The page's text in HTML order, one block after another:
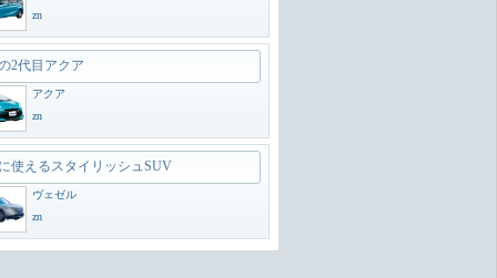
zn
2代目アクア
アクア
zn
使えるスタイリッシュSUV
ヴェゼル
zn